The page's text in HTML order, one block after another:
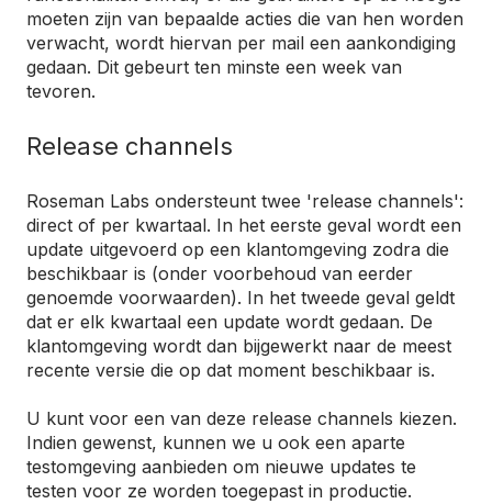
moeten zijn van bepaalde acties die van hen worden
verwacht, wordt hiervan per mail een aankondiging
gedaan. Dit gebeurt ten minste een week van
tevoren.
Release channels
Roseman Labs ondersteunt twee 'release channels':
direct of per kwartaal. In het eerste geval wordt een
update uitgevoerd op een klantomgeving zodra die
beschikbaar is (onder voorbehoud van eerder
genoemde voorwaarden). In het tweede geval geldt
dat er elk kwartaal een update wordt gedaan. De
klantomgeving wordt dan bijgewerkt naar de meest
recente versie die op dat moment beschikbaar is.
U kunt voor een van deze release channels kiezen.
Indien gewenst, kunnen we u ook een aparte
testomgeving aanbieden om nieuwe updates te
testen voor ze worden toegepast in productie.